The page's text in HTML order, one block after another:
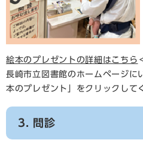
絵本のプレゼントの詳細はこちら
長崎市立図書館のホームページに
本のプレゼント」をクリックして
3. 問診